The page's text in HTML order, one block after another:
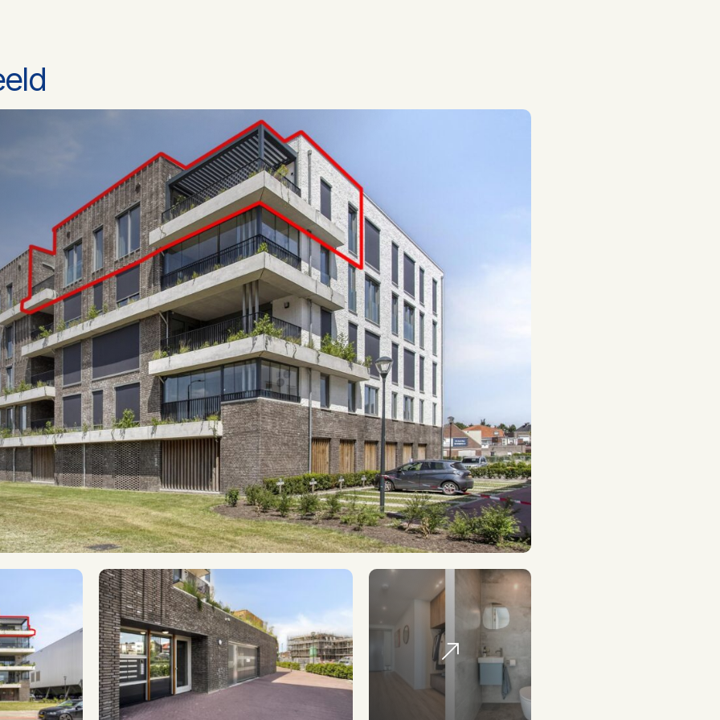
Toilet, douche, wastafel, douche, urinoir, wastafel
Dakisolatie, muurisolatie, vloerisolatie, dubbel glas,
driedubbel glas
Vloerverwarming geheel, warmtepomp, warmte
terugwininstallatie
A+++
137 m2
Openbaar parkeren, parkeergarage